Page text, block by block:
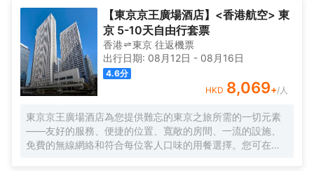
客房內放鬆，提供拖鞋和24小時熱水的客房浴室是不錯的選擇。在
空閒的時候，去大堂吧喝杯飲品放鬆一下是不錯的選擇。如果旅客
想在自己的房間舒適的用餐，酒店可提供客房服務。若是覺得酒店
的餐飲無法滿足您挑剔的味蕾，附近傳（傳）（日本料理）的傳德
基、鬆川（日本料理）的海鼠子和Tentenpura Uchitsu（天てんぷ
ら うち津）（日本料理）的洋葱天婦羅或許能勾起您的食慾。
</br>優美的環境，再搭配上細緻周到的服務，酒店的休閒區定能滿
土人情的相關信息。
精心的考慮和安排，包括熨衣設備和空調，滿足您入住需求的同時
又能增添家的温馨感。服務人員會提前為您準備好電熱水壺和咖啡
壺/茶壺，以滿足您的飲水需求。倘若您在忙碌的一天後想在自己的
客房內放鬆，提供拖鞋和24小時熱水的客房浴室是不錯的選擇。在
空閒的時候，去大堂吧喝杯飲品放鬆一下是不錯的選擇。如果旅客
想在自己的房間舒適的用餐，酒店可提供客房服務。若是覺得酒店
的餐飲無法滿足您挑剔的味蕾，附近傳（傳）（日本料理）的傳德
ら うち津）（日本料理）的洋葱天婦羅或許能勾起您的食慾。
</br>優美的環境，再搭配上細緻周到的服務，酒店的休閒區定能滿
足您的品質需求。外國旅客可以通過多國語言工作人員瞭解當地風
【東京京王廣場酒店】<香港航空> 東
京 5-10天自由行套票
香港 東京 往返機票
出行日期: 08月12日 - 08月16日
4.6分
HKD 8,069+/人
東京京王廣場酒店為您提供難忘的東京之旅所需的一切元素
——友好的服務、便捷的位置、寬敞的房間、一流的設施、
免費的無線網絡和符合每位客人口味的用餐選擇。您可在空